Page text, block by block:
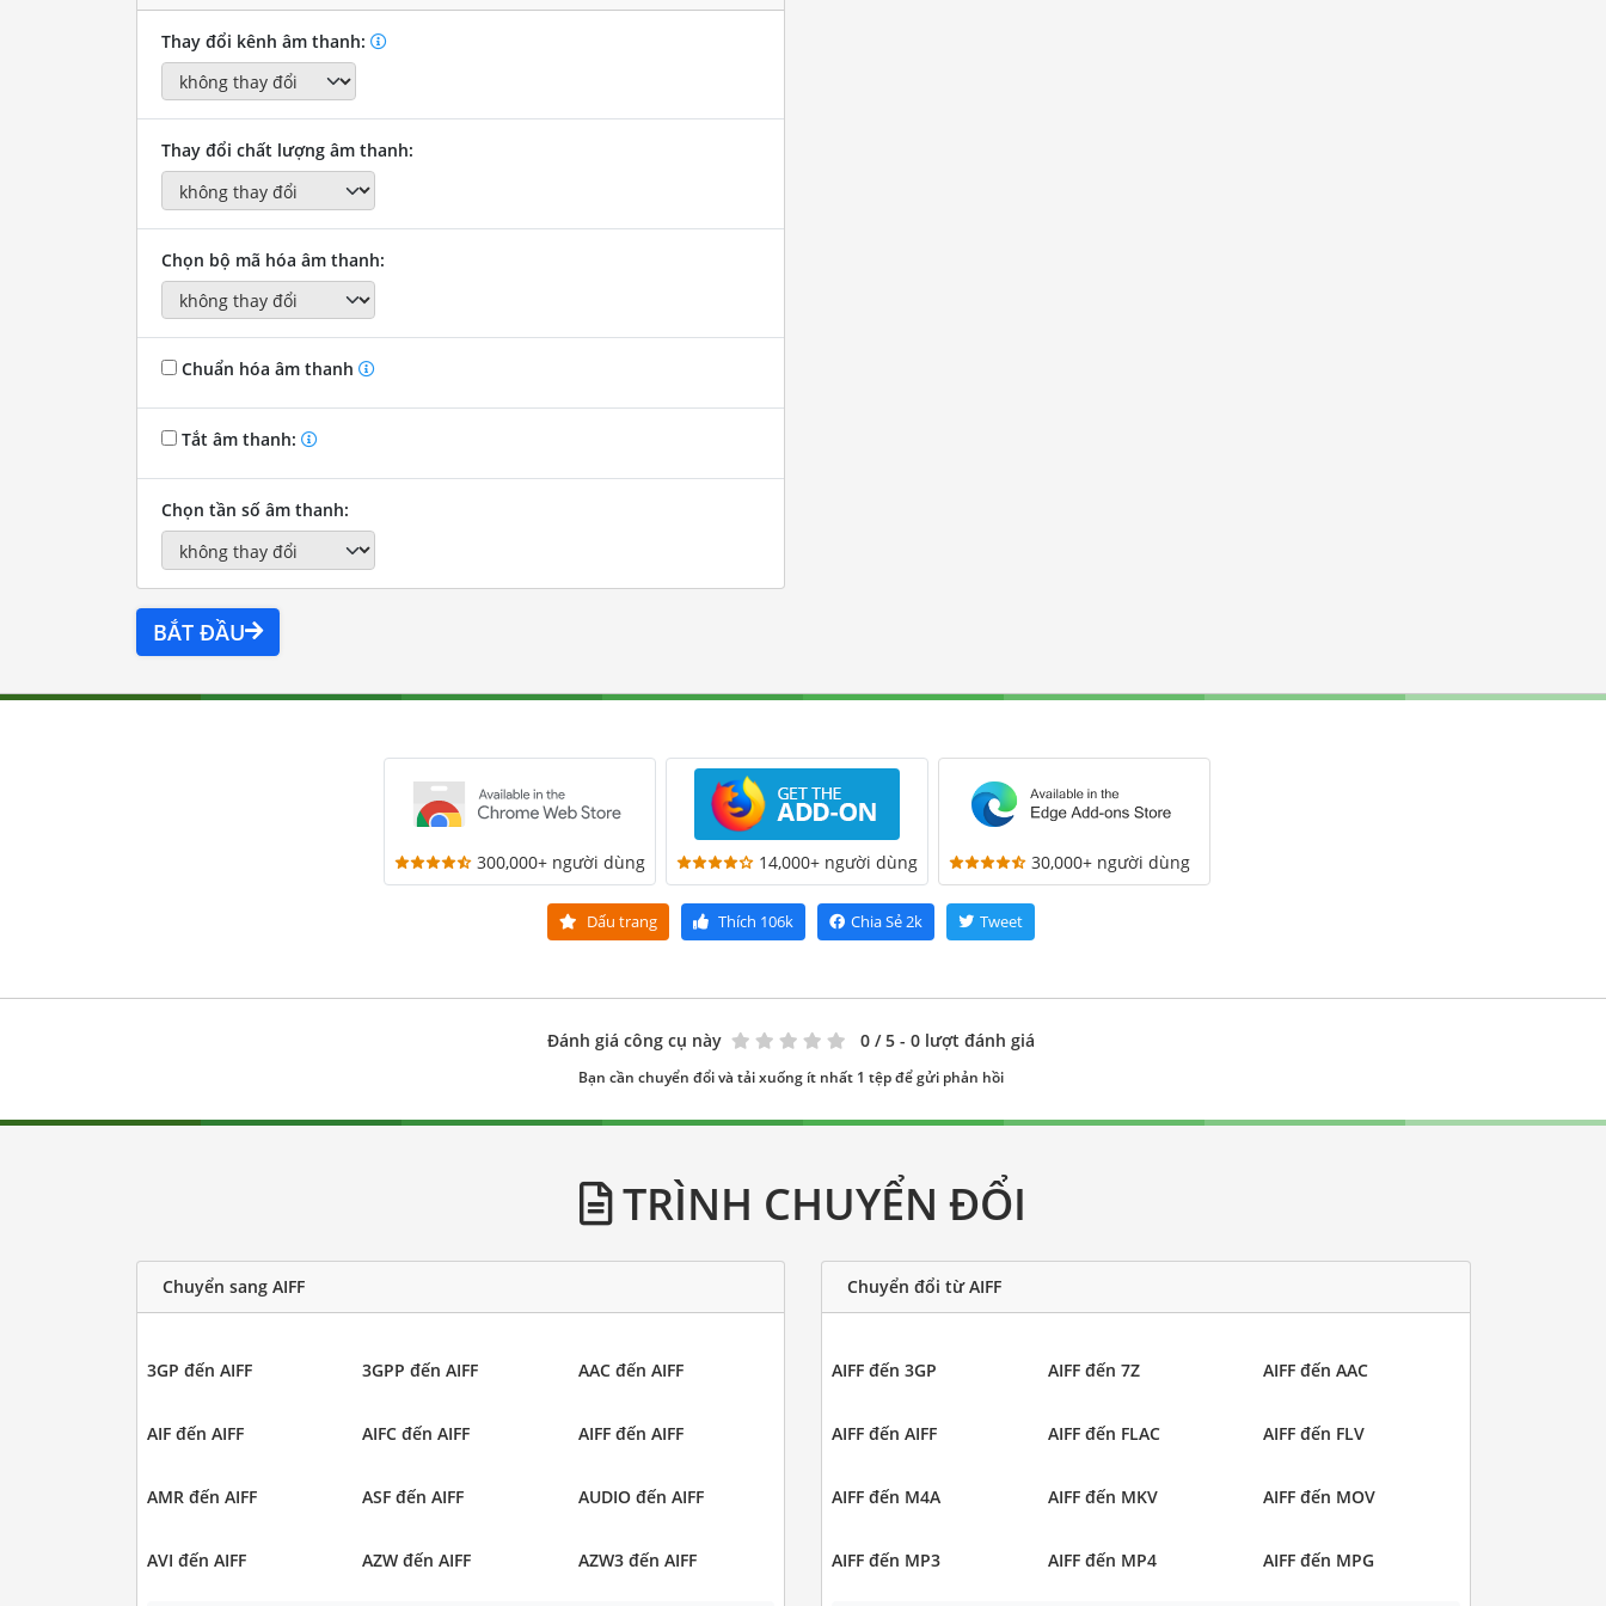
Thay đổi kênh âm thanh:
Thay đổi chất lượng âm thanh:
Chọn bộ mã hóa âm thanh:
Chuẩn hóa âm thanh
Tắt âm thanh:
Chọn tần số âm thanh:
BẮT ĐẦU
300,000+ người dùng 14,000+ người dùng 30,000+ người dùng
Dấu trang Thích 106k Chia Sẻ2k Tweet
Đánh giá công cụ này 0 / 5 - 0 lượt đánh giá
Bạn cần chuyển đổi và tải xuống ít nhất 1 tệp để gửi phản hồi
TRÌNH CHUYỂN ĐỔI
Chuyển sang AIFF
3GP đến AIFF 3GPP đến AIFF AAC đến AIFF
AIF đến AIFF AIFC đến AIFF AIFF đến AIFF
AMR đến AIFF ASF đến AIFF AUDIO đến AIFF
AVI đến AIFF AZW đến AIFF AZW3 đến AIFF
Chuyển đổi từ AIFF
AIFF đến 3GP AIFF đến 7Z AIFF đến AAC
AIFF đến AIFF AIFF đến FLAC AIFF đến FLV
AIFF đến M4A AIFF đến MKV AIFF đến MOV
AIFF đến MP3 AIFF đến MP4 AIFF đến MPG